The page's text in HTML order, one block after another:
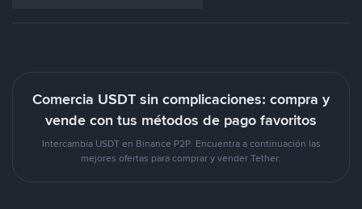
Comercia USDT sin complicaciones: compra y
vende con tus métodos de pago favoritos
Intercambia USDT en Binance P2P. Encuentra a continuación las
mejores ofertas para comprar y vender Tether.